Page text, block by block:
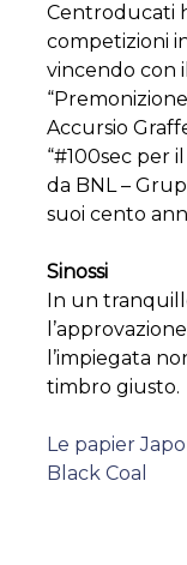
Centroducati
competizioni
vincendo con
Accursio
“#100sec per
da BNL –
suoi cento
Sinossi
In un
l’impiegata
timbro giusto.
Le papier
Black Coal